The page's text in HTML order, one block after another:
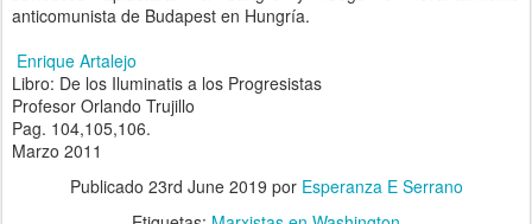
anticomunista de Budapest en Hungría.
Enrique Artalejo
Libro: De los Iluminatis a los Progresistas
Profesor Orlando Trujillo
Pag. 104,105,106.
Marzo 2011
Publicado 23rd June 2019 por Esperanza E Serrano